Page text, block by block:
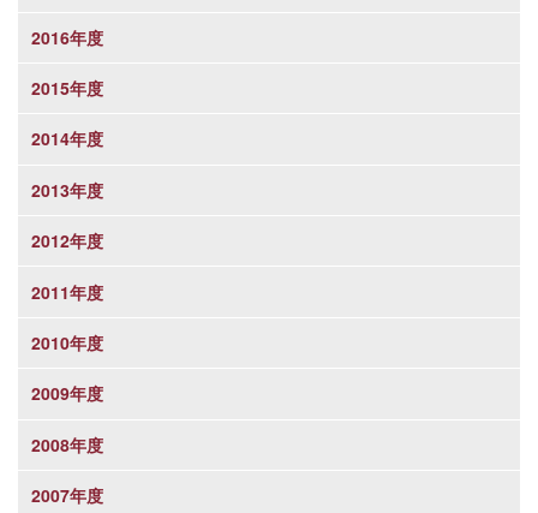
2016年度
2015年度
2014年度
2013年度
2012年度
2011年度
2010年度
2009年度
2008年度
2007年度